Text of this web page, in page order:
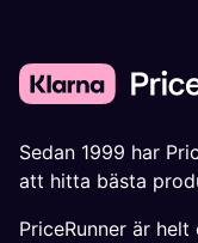
Sedan 1999 har
att hitta bästa
PriceRunner är